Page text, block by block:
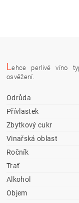
Lehce perlivé víno
osvěžení.
Odrůda
Přívlastek
Zbytkový cukr
Vinařská oblast
Ročník
Trať
Alkohol
Objem